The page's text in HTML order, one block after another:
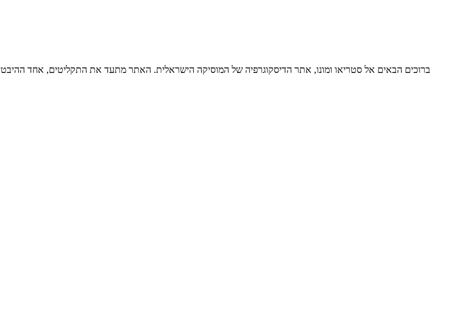
ברוכים הבאים אל סטריאו ומונו, אתר הדיסקוגרפיה של המוסיקה הישראלית. האתר מתעד את התקליטים, אחד